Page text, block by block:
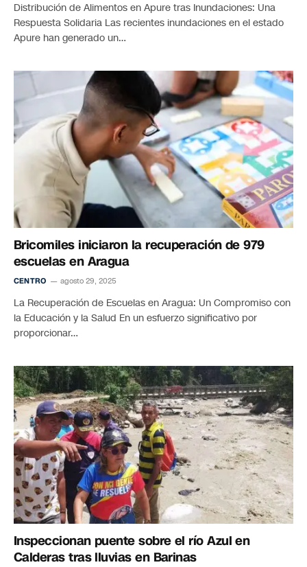
Distribución de Alimentos en Apure tras Inundaciones: Una
Respuesta Solidaria Las recientes inundaciones en el estado
Apure han generado un…
Bricomiles iniciaron la recuperación de 979
escuelas en Aragua
CENTRO agosto 29, 2025
La Recuperación de Escuelas en Aragua: Un Compromiso con
la Educación y la Salud En un esfuerzo significativo por
proporcionar…
Inspeccionan puente sobre el río Azul en
Calderas tras lluvias en Barinas